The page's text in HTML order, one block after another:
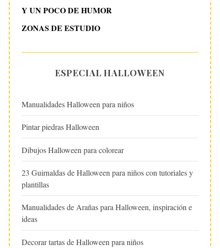
Y UN POCO DE HUMOR
ZONAS DE ESTUDIO
ESPECIAL HALLOWEEN
Manualidades Halloween para niños
Pintar piedras Halloween
Dibujos Halloween para colorear
23 Guirnaldas de Halloween para niños con tutoriales y
plantillas
Manualidades de Arañas para Halloween, inspiración e
ideas
Decorar tartas de Halloween para niños